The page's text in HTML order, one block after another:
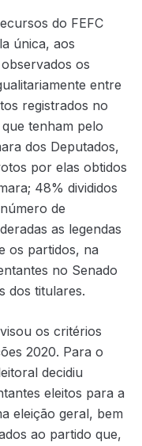
do FEFC
única, aos
os
entre
registrados no
tenham pelo
dos Deputados,
por elas obtidos
48% divididos
de
as legendas
os partidos, na
no Senado
dos titulares.
os critérios
2020. Para o
decidiu
eleitos para a
eleição geral, bem
ao partido que,